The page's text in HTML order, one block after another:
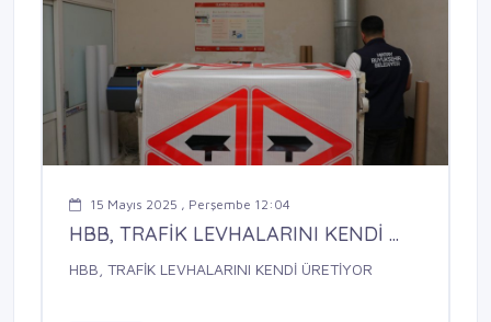
15 Mayıs 2025 , Perşembe 12:04
HBB, TRAFİK LEVHALARINI KENDİ ...
HBB, TRAFİK LEVHALARINI KENDİ ÜRETİYOR